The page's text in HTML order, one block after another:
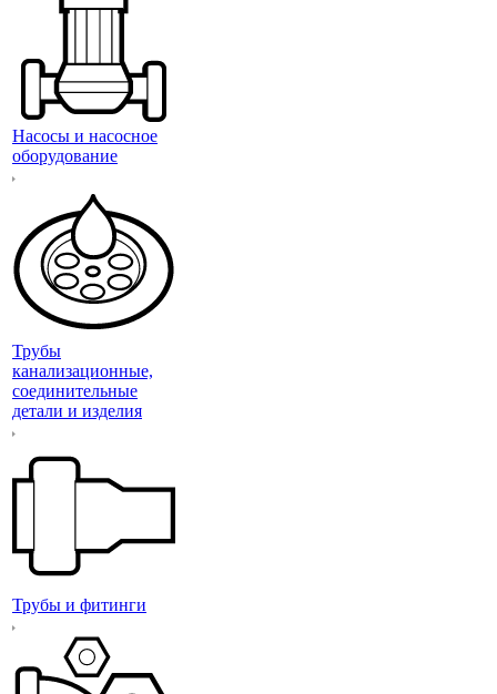
Насосы и насосное
оборудование
Трубы
канализационные,
соединительные
детали и изделия
Трубы и фитинги